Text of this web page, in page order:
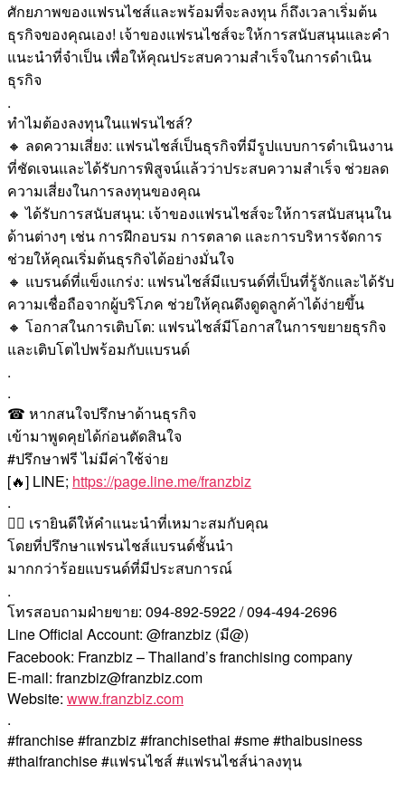
ศักยภาพของแฟรนไชส์และพร้อมที่จะลงทุน ก็ถึงเวลาเริ่มต้น
ธุรกิจของคุณเอง! เจ้าของแฟรนไชส์จะให้การสนับสนุนและคำ
แนะนำที่จำเป็น เพื่อให้คุณประสบความสำเร็จในการดำเนิน
ธุรกิจ
.
ทำไมต้องลงทุนในแฟรนไชส์?
🔸 ลดความเสี่ยง: แฟรนไชส์เป็นธุรกิจที่มีรูปแบบการดำเนินงาน
ที่ชัดเจนและได้รับการพิสูจน์แล้วว่าประสบความสำเร็จ ช่วยลด
ความเสี่ยงในการลงทุนของคุณ
🔸 ได้รับการสนับสนุน: เจ้าของแฟรนไชส์จะให้การสนับสนุนใน
ด้านต่างๆ เช่น การฝึกอบรม การตลาด และการบริหารจัดการ
ช่วยให้คุณเริ่มต้นธุรกิจได้อย่างมั่นใจ
🔸 แบรนด์ที่แข็งแกร่ง: แฟรนไชส์มีแบรนด์ที่เป็นที่รู้จักและได้รับ
ความเชื่อถือจากผู้บริโภค ช่วยให้คุณดึงดูดลูกค้าได้ง่ายขึ้น
🔸 โอกาสในการเติบโต: แฟรนไชส์มีโอกาสในการขยายธุรกิจ
และเติบโตไปพร้อมกับแบรนด์
.
.
☎ หากสนใจปรึกษาด้านธุรกิจ
เข้ามาพูดคุยได้ก่อนตัดสินใจ
#ปรึกษาฟรี ไม่มีค่าใช้จ่าย
[🔥] LINE; https://page.line.me/franzbiz
.
🙇‍♀️ เรายินดีให้คำแนะนำที่เหมาะสมกับคุณ
โดยที่ปรึกษาแฟรนไชส์แบรนด์ชั้นนำ
มากกว่าร้อยแบรนด์ที่มีประสบการณ์
.
โทรสอบถามฝ่ายขาย: 094-892-5922 / 094-494-2696
Line Official Account: @franzbiz (มี@)
Facebook: Franzbiz – Thailand’s franchising company
E-mail: franzbiz@franzbiz.com
Website: www.franzbiz.com
.
#franchise #franzbiz #franchisethai #sme #thaibusiness
#thaifranchise #แฟรนไชส์ #แฟรนไชส์น่าลงทุน